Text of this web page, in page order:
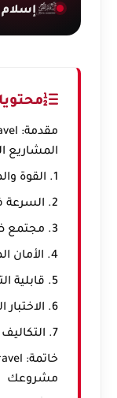
إسلام
المشاريع
1. القوة والمتانة لأسس معمارية صلبة
2. السرعة في التطوير والإنتاجية العالية
3. مجتمع ضخم ودعم لا يتوقف
4. الأمان المدمج والحماية المتقدمة
5. قابلية التوسع والمرونة الاستثنائية
6. الاختبار السهل والصيانة الفعالة
7. التكاليف الفعالة والعائد على الاستثمار
مشروعك